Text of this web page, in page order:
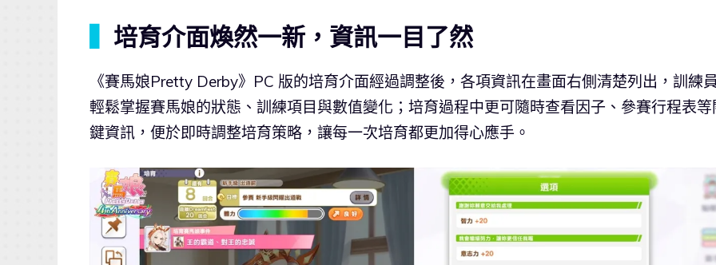
培育介面煥然一新，資訊一目了然
《賽馬娘Pretty Derby》PC 版的培育介面經過調整後，各項資訊在畫面右側清楚列出，訓練
輕鬆掌握賽馬娘的狀態、訓練項目與數值變化；培育過程中更可隨時查看因子、參賽行程表等
鍵資訊，便於即時調整培育策略，讓每一次培育都更加得心應手。